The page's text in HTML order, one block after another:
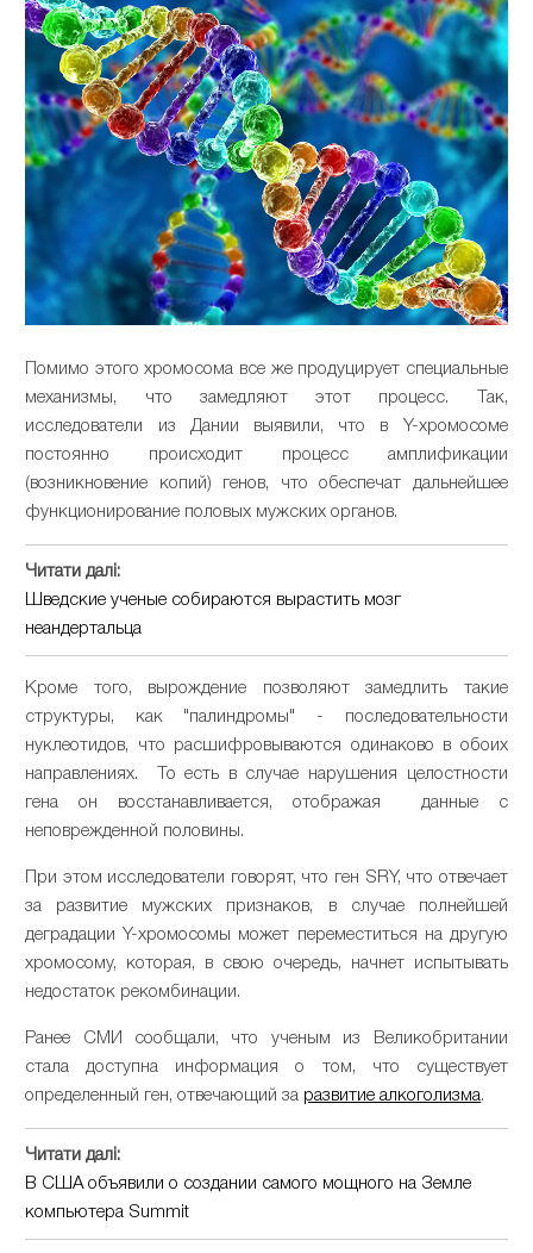
Помимо этого хромосома все же продуцирует специальные
механизмы, что замедляют этот процесс. Так,
исследователи из Дании выявили, что в Y-хромосоме
постоянно происходит процесс амплификации
(возникновение копий) генов, что обеспечат дальнейшее
функционирование половых мужских органов.
Читати далі:
Шведские ученые собираются вырастить мозг
неандертальца
Кроме того, вырождение позволяют замедлить такие
структуры, как "палиндромы" - последовательности
нуклеотидов, что расшифровываются одинаково в обоих
направлениях. То есть в случае нарушения целостности
гена он восстанавливается, отображая данные с
неповрежденной половины.
При этом исследователи говорят, что ген SRY, что отвечает
за развитие мужских признаков, в случае полнейшей
деградации Y-хромосомы может переместиться на другую
хромосому, которая, в свою очередь, начнет испытывать
недостаток рекомбинации.
Ранее СМИ сообщали, что ученым из Великобритании
стала доступна информация о том, что существует
определенный ген, отвечающий за развитие алкоголизма.
Читати далі:
В США объявили о создании самого мощного на Земле
компьютера Summit